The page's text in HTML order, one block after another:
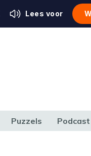
Lees voor
Puzzels Podcast